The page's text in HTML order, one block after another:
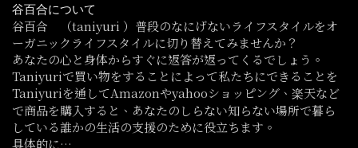
谷百合について
谷百合 （taniyuri ）普段のなにげないライフスタイルをオ
ーガニックライフスタイルに切り替えてみませんか？
あなたの心と身体からすぐに返答が返ってくるでしょう。
Taniyuriで買い物をすることによって私たちにできることを
Taniyuriを通してAmazonやyahooショッピング、楽天など
で商品を購入すると、あなたのしらない知らない場所で暮ら
している誰かの生活の支援のために役立ちます。
具体的に…